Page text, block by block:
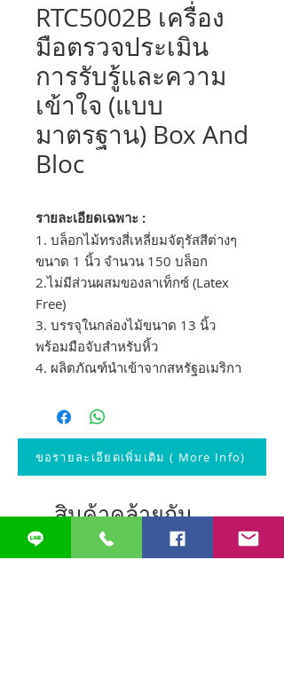
RTC5002B เครื่อง
มือตรวจประเมิน
การรับรู้และความ
เข้าใจ (แบบ
มาตรฐาน) Box And
Bloc
รายละเอียดเฉพาะ :
1. บล็อกไม้ทรงสี่เหลี่ยมจัตุรัสสีต่างๆ
ขนาด 1 นิ้ว จำนวน 150 บล็อก
2.ไม่มีส่วนผสมของลาเท็กซ์ (Latex
Free)
3. บรรจุในกล่องไม้ขนาด 13 นิ้ว
พร้อมมือจับสำหรับหิ้ว
4. ผลิตภัณฑ์นำเข้าจากสหรัฐอเมริกา
ขอรายละเอียดเพิ่มเติม ( More Info)
สินค้าคล้ายกัน